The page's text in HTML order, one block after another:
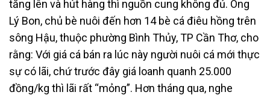
tăng lên và hút hàng thì nguồn cung không đủ. Ông
Lý Bon, chủ bè nuôi đến hơn 14 bè cá điêu hồng trên
sông Hậu, thuộc phường Bình Thủy, TP Cần Thơ, cho
rằng: Với giá cá bán ra lúc này người nuôi cá mới thực
sự có lãi, chứ trước đây giá loanh quanh 25.000
đồng/kg thì lãi rất “mỏng”. Hơn tháng qua, nghe